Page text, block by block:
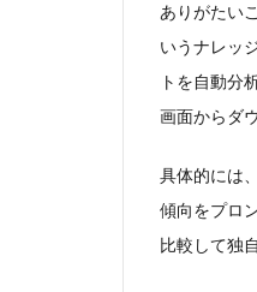
い」
とい
う壁
を
AI
消
4
「強
い理
ありがたい
いうナレッ
トを自動分
画面からダ
具体的には
傾向をプロ
比較して独